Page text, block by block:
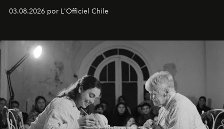
Disponible en Chile desde el 6 de agosto.
03.08.2026 por L'Officiel Chile